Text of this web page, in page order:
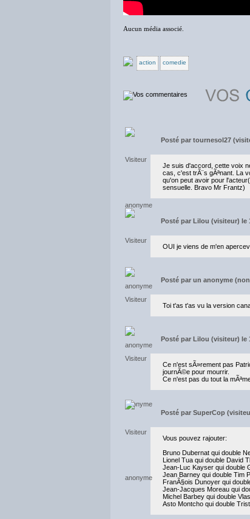
Aucun média associé.
action comedie
Posté par tournesol27
Je suis d'accord, cette voix
cas, c'est trÃ¨s gÃªnant. La
qu'on peut avoir pour
sensuelle. Bravo Mr Frantz)
Posté par Lilou (visiteur) le
OUI je viens de m'en
Posté par un anonyme (non
Toi t'as t'as vu la version
Posté par Lilou (visiteur) le
Ce n'est sÃ»rement pas
journÃ©e pour mourrir.
Ce n'est pas du tout la
Posté par SuperCop
Vous pouvez rajouter:
Bruno Dubernat qui double
Lionel Tua qui double David
Jean-Luc Kayser qui double
Jean Barney qui double Tim
FranÃ§ois Dunoyer qui
Jean-Jacques Moreau qui
Michel Barbey qui double
Asto Montcho qui double